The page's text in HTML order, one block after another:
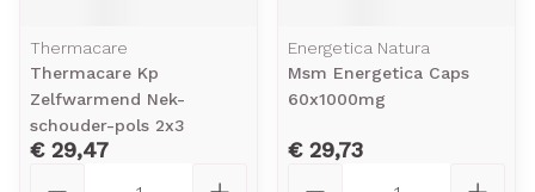
Thermacare
Thermacare Kp
Zelfwarmend Nek-
schouder-pols 2x3
€ 29,47
Energetica Natura
Msm Energetica Caps
60x1000mg
€ 29,73